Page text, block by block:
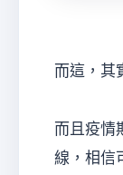
而這，其
而且疫情
線，相信